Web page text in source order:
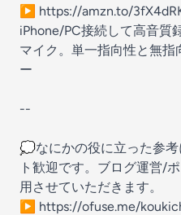
▶︎ https://amzn.to/
iPhone/PC接続して高音質
マイク。単一指向性と無
ー
--
💭なにかの役に立った参
ト歓迎です。ブログ運営/
用させていただきます。
▶︎ https://ofuse.me/